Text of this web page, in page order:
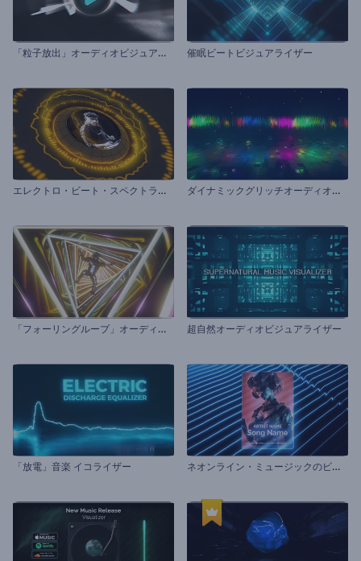
「
粒子放出」オーディオビジュアライザー 催眠ビートビジュアライザー
エ
レクトロ・ビート・スペクトラムのビジュアライザー ダ
イナミックグリッチオーディオビジュアライザー
「
フォーリングループ」オーディオビジュアライザー 超自然オーディオビジュアライザー
「放電」音楽 イコライザー ネ
オンライン・ミュージックのビジュアライザー